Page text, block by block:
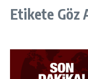
Etikete Göz